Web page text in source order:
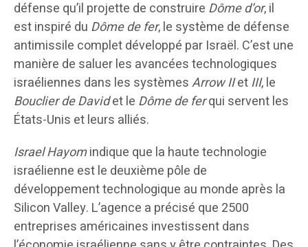
défense qu’il projette de construire Dôme d’or, il
est inspiré du Dôme de fer, le système de défense
antimissile complet développé par Israël. C’est une
manière de saluer les avancées technologiques
israéliennes dans les systèmesArrow IIetIII, le
Bouclier de Davidet le Dôme de ferqui servent les
États-Unis et leurs alliés.
Israel Hayomindique que la haute technologie
israélienne est le deuxième pôle de
développement technologique au monde après la
Silicon Valley. L’agence a précisé que 2500
entreprises américaines investissent dans